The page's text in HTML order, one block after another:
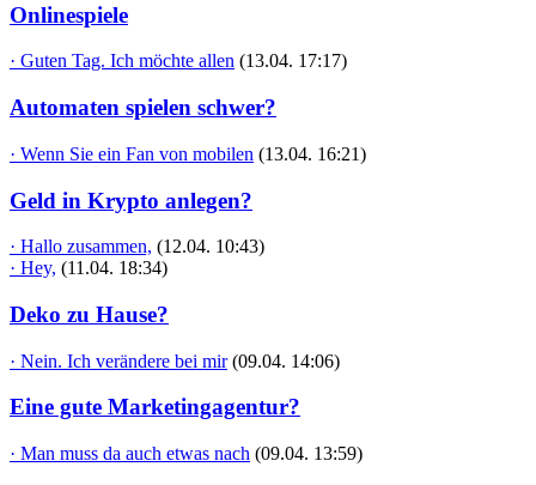
Onlinespiele
· Guten Tag. Ich möchte allen (13.04. 17:17)
Automaten spielen schwer?
· Wenn Sie ein Fan von mobilen (13.04. 16:21)
Geld in Krypto anlegen?
· Hallo zusammen, (12.04. 10:43)
· Hey, (11.04. 18:34)
Deko zu Hause?
· Nein. Ich verändere bei mir (09.04. 14:06)
Eine gute Marketingagentur?
· Man muss da auch etwas nach (09.04. 13:59)